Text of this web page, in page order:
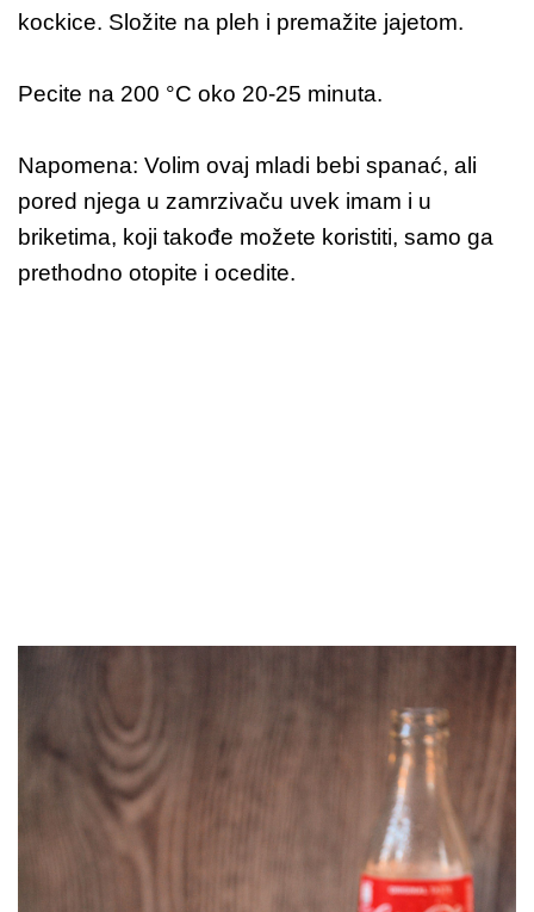
kockice. Složite na pleh i premažite jajetom.
Pecite na 200 °C oko 20-25 minuta.
Napomena: Volim ovaj mladi bebi spanać, ali
pored njega u zamrzivaču uvek imam i u
briketima, koji takođe možete koristiti, samo ga
prethodno otopite i ocedite.